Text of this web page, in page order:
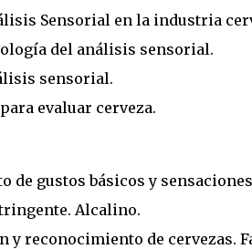
Sensorial en la industria
del análisis sensorial.
sensorial.
evaluar cerveza.
de gustos básicos y
Alcalino.
y reconocimiento de cervezas.